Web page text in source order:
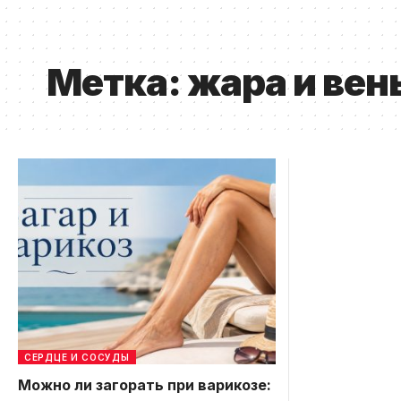
Метка:жара и
СЕРДЦЕ И СОСУДЫ
Можно ли загорать при варикозе: